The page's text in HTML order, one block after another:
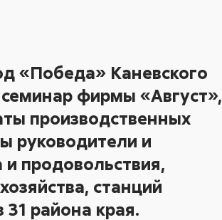
«Победа» Каневского
фирмы «Август»,
производственных
руководители и
и продовольствия,
станций
района края.